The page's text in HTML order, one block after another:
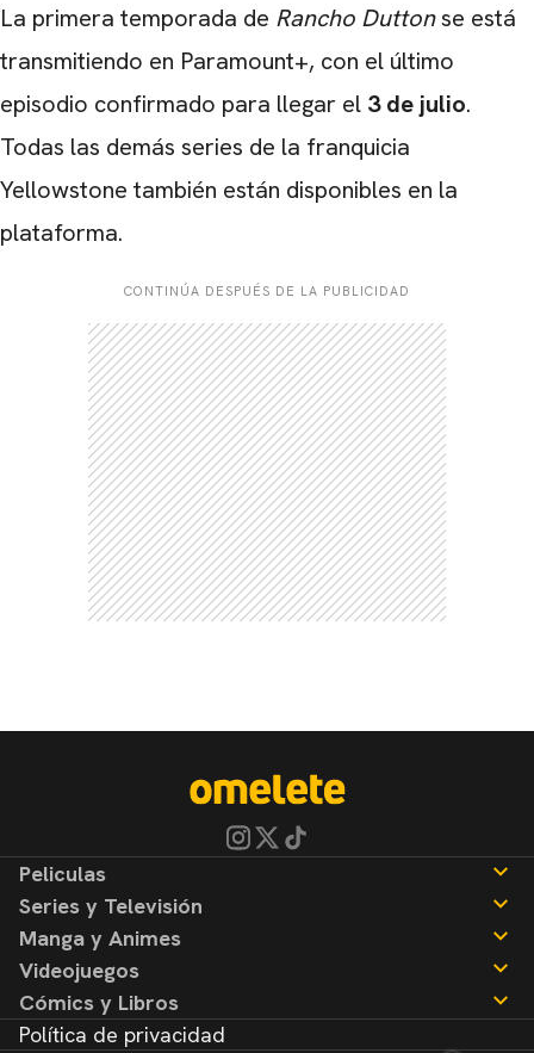
La primera temporada de Rancho Duttonse está
transmitiendo en Paramount+, con el último
episodio confirmado para llegar el 3 de julio.
Todas las demás series de la franquicia
Yellowstone también están disponibles en la
plataforma.
CONTINÚA DESPUÉS DE LA PUBLICIDAD
Peliculas
Noticias
Reseñas
Series y Televisión
Noticias
Reseñas
Manga y Animes
Noticias
Reseñas
Videojuegos
Noticias
Reseñas
Cómics y Libros
Política de privacidad